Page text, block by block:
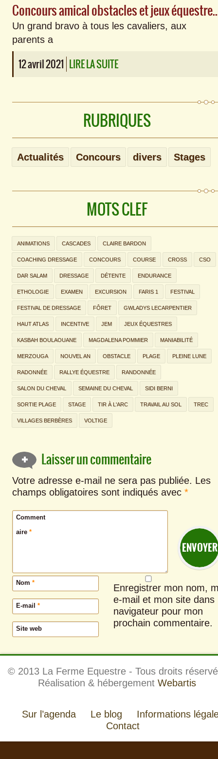
Concours amical
Un grand bravo à tous les cavaliers, aux
parents a
12 avril 2021 LIRE LA SUITE
RUBRIQUES
Actualités Concours divers Stages
MOTS CLEF
ANIMATIONS CASCADES CLAIRE BARDON
COACHING DRESSAGE CONCOURS COURSE CROSS CSO
DAR SALAM DRESSAGE DÉTENTE ENDURANCE
ETHOLOGIE EXAMEN EXCURSION FARIS 1 FESTIVAL
FESTIVAL DE DRESSAGE FÔRET GWLADYS LECARPENTIER
HAUT ATLAS INCENTIVE JEM JEUX ÉQUESTRES
KASBAH BOULAOUANE MAGDALENA POMMIER MANIABILITÉ
MERZOUGA NOUVEL AN OBSTACLE PLAGE PLEINE LUNE
RADONNÉE RALLYE ÉQUESTRE RANDONNÉE
SALON DU CHEVAL SEMAINE DU CHEVAL SIDI BERNI
SORTIE PLAGE STAGE TIR À L'ARC TRAVAIL AU SOL TREC
VILLAGES BERBÈRES VOLTIGE
Laisser un commentaire
Votre adresse e-mail ne sera pas publiée. Les
champs obligatoires sont indiqués avec *
Comment
aire *
Nom *
E-mail *
Site web
Enregistrer mon nom,
e-mail et mon site dans
navigateur pour mon
prochain commentaire.
© 2013 La Ferme Equestre - Tous droits
Réalisation & hébergement Webartis
Sur l’agenda Le blog
Informations
Contact